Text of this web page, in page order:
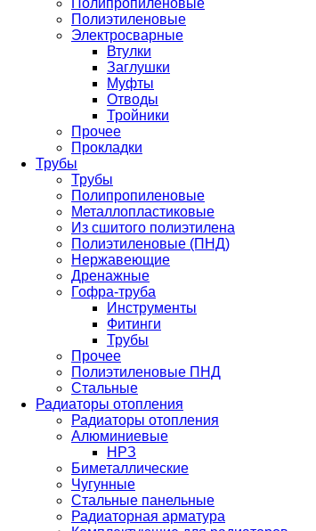
Полипропиленовые
Полиэтиленовые
Электросварные
Втулки
Заглушки
Муфты
Отводы
Тройники
Прочее
Прокладки
Трубы
Трубы
Полипропиленовые
Металлопластиковые
Из сшитого полиэтилена
Полиэтиленовые (ПНД)
Нержавеющие
Дренажные
Гофра-труба
Инструменты
Фитинги
Трубы
Прочее
Полиэтиленовые ПНД
Стальные
Радиаторы отопления
Радиаторы отопления
Алюминиевые
НРЗ
Биметаллические
Чугунные
Стальные панельные
Радиаторная арматура